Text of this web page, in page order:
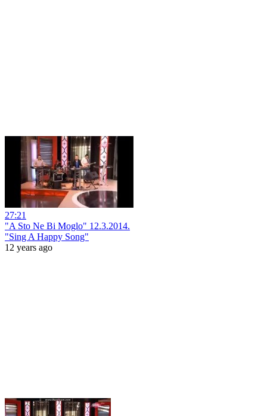
27:21
"A Sto Ne Bi Moglo" 12.3.2014.
"Sing A Happy Song"
12 years ago